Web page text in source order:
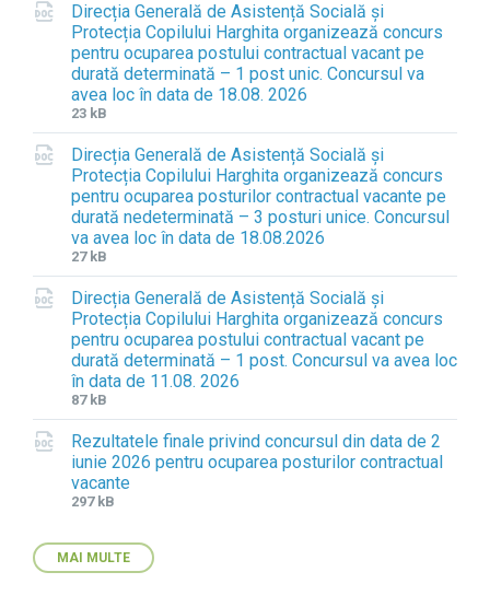
Direcția Generală de Asistență Socială și
Protecția Copilului Harghita organizează concurs
pentru ocuparea postului contractual vacant pe
durată determinată – 1 post unic. Concursul va
avea loc în data de 18.08. 2026
F
i
l
e
e
x
t
e
n
s
i
o
n
:
d
c
x
F
i
l
e
s
i
z
e
:
23 kB
Direcția Generală de Asistență Socială și
Protecția Copilului Harghita organizează concurs
pentru ocuparea posturilor contractual vacante pe
durată nedeterminată – 3 posturi unice. Concursul
va avea loc în data de 18.08.2026
F
i
l
e
e
x
t
e
n
s
i
o
n
d
o
F
i
l
e
s
i
z
e
:
27 kB
Direcția Generală de Asistență Socială și
Protecția Copilului Harghita organizează concurs
pentru ocuparea postului contractual vacant pe
durată determinată – 1 post. Concursul va avea loc
în data de 11.08. 2026
F
i
l
e
e
x
e
n
F
i
l
e
s
i
e
:
87 kB
Rezultatele finale privind concursul din data de 2
iunie 2026 pentru ocuparea posturilor contractual
vacante
F
l
e
F
l
e
297 kB
MAI MULTE